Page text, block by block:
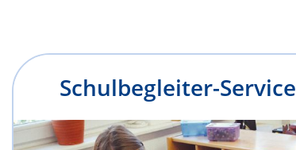
Schulbegleiter-Service